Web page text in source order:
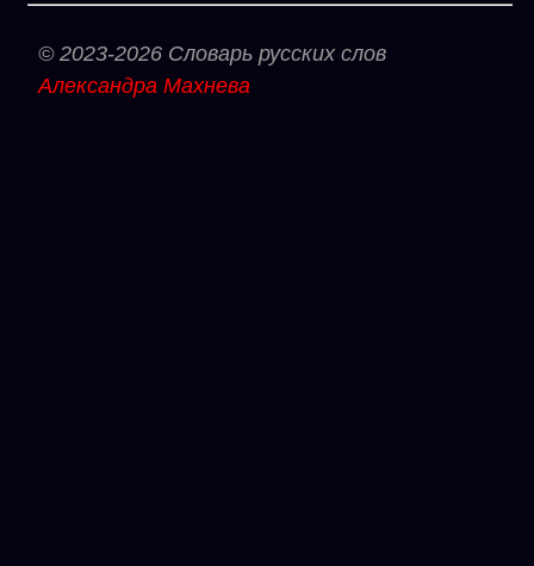
© 2023-2026 Словарь русских слов
Александра Махнева